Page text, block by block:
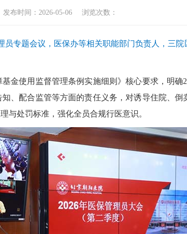
发布时间：2026-05-06 浏览次数：
专题会议，医保办等相关职能部门负责人，三
使用监督管理条例实施细则》核心要求，明确
、配合监管等方面的责任义务，对诱导住院、
与处罚标准，强化全员合规行医意识。